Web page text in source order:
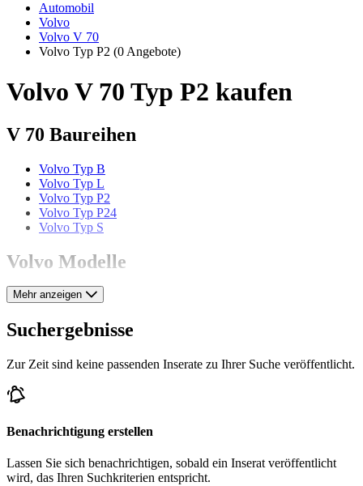
Automobil
Volvo
Volvo V 70
Volvo Typ P2 (0 Angebote)
Volvo V 70 Typ P2 kaufen
V 70 Baureihen
Volvo Typ B
Volvo Typ L
Volvo Typ P2
Volvo Typ P24
Volvo Typ S
Volvo Modelle
Volvo 240
Volvo 66
Volvo 850
Volvo P 121
Volvo P 210
Volvo PV 444
Volvo PV 544
Mehr anzeigen
Suchergebnisse
Zur Zeit sind keine passenden Inserate zu Ihrer Suche veröffentlicht.
Benachrichtigung erstellen
Lassen Sie sich benachrichtigen, sobald ein Inserat veröffentlicht
wird, das Ihren Suchkriterien entspricht.